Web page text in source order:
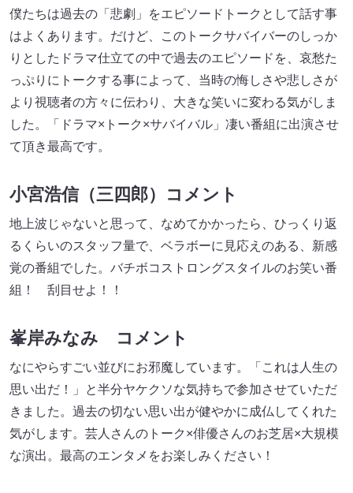
僕たちは過去の「悲劇」をエピソードトークとして話す事
はよくあります。だけど、このトークサバイバーのしっか
りとしたドラマ仕立ての中で過去のエピソードを、哀愁た
っぷりにトークする事によって、当時の悔しさや悲しさが
より視聴者の方々に伝わり、大きな笑いに変わる気がしま
した。「ドラマ×トーク×サバイバル」凄い番組に出演させ
て頂き最高です。
小宮浩信（三四郎）コメント
地上波じゃないと思って、なめてかかったら、ひっくり返
るくらいのスタッフ量で、ベラボーに見応えのある、新感
覚の番組でした。バチボコストロングスタイルのお笑い番
組！ 刮目せよ！！
峯岸みなみ コメント
なにやらすごい並びにお邪魔しています。「これは人生の
思い出だ！」と半分ヤケクソな気持ちで参加させていただ
きました。過去の切ない思い出が健やかに成仏してくれた
気がします。芸人さんのトーク×俳優さんのお芝居×大規模
な演出。最高のエンタメをお楽しみください！